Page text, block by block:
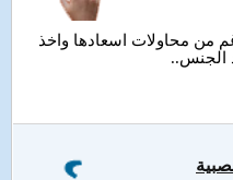
من محاولات اسعادها واخذ
الجنس..